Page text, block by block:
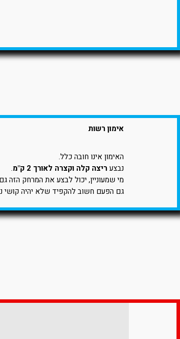
אימון רשות
האימון אינו חובה כלל.
נבצעריצה קלה וקצרה לאורך 2 ק"מ
.
מי שמעוניין, יכול לבצע את המרחק הזה
גם הפעם חשוב להקפיד שלא יהיה קושי